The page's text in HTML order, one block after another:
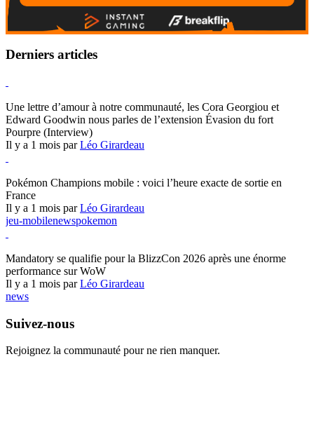
Derniers articles
Une lettre d’amour à notre communauté, les Cora Georgiou et
Edward Goodwin nous parles de l’extension Évasion du fort
Pourpre (Interview)
Il y a 1 mois parLéo Girardeau
Pokémon Champions mobile : voici l’heure exacte de sortie en
France
Il y a 1 mois parLéo Girardeau
jeu-mobilenewspokemon
Mandatory se qualifie pour la BlizzCon 2026 après une énorme
performance sur WoW
Il y a 1 mois parLéo Girardeau
news
Suivez-nous
Rejoignez la communauté pour ne rien manquer.